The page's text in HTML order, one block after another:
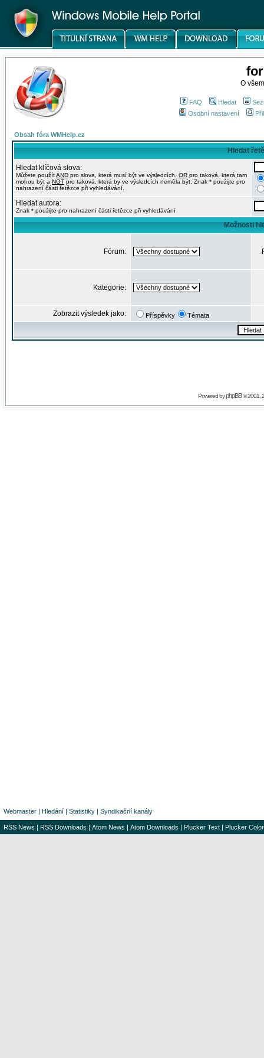
O
FAQ Hledat
Osobní nastavení
Obsah fóra WMHelp.cz
Hledat
Hledat klíčová slova:
Můžete použítAND pro slova, která musí být ve výsledcích, OR pro taková, která tam
mohou být a NOT pro taková, která by ve výsledcích neměla být. Znak * použijte pro
nahrazení části řetězce při vyhledávání.
Hledat autora:
Znak * použijte pro nahrazení části řetězce při vyhledávání
Možnosti
Fórum:
Kategorie:
Zobrazit výsledek jako: Příspěvky Témata
Powered byphpBB© 2001,
Webmaster | Hledání | Statistiky | Syndikační kanály
RSS News | RSS Downloads | Atom News | Atom Downloads | Plucker Text | Plucker Color